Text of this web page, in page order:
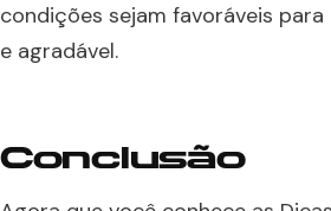
condições sejam favoráveis
e agradável.
Conclusão